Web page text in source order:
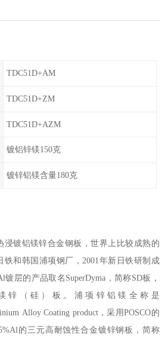
TDC51D+AM
TDC51D+ZM
TDC51D+AZM
镀铝锌镁150克
镀锌铝镁含量180克
浸镀铝镁锌合金钢板，世界上比较成熟的
铁和韩国浦项钢厂，2001年新日铁研制成
镀层的产品取名SuperDyma，简称SD板，
锌（硅）板。浦项锌铝镁全称是
Alloy Coating product，采用POSCO的
的三元高耐蚀性合金镀锌钢板，简称